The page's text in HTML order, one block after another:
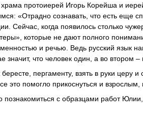
протоиерей Игорь Корейша и
«Отрадно сознавать, что есть еще
Сейчас, когда появилось столько
которые не дают полного
и речью. Ведь русский язык
значит, что человек один, а во втором –
бересте, пергаменту, взять в руки
это помогло прикоснуться и
познакомиться с образцами работ